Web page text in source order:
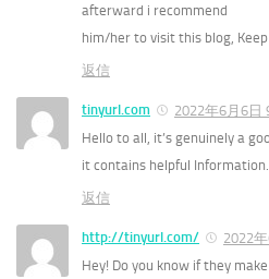
afterward i recommend
him/her to visit this blog,
返信
tinyurl.com
2022年6月6日
Hello to all, it’s genuinely a
it contains helpful Information.
返信
http://tinyurl.com/
2022
Hey! Do you know if they